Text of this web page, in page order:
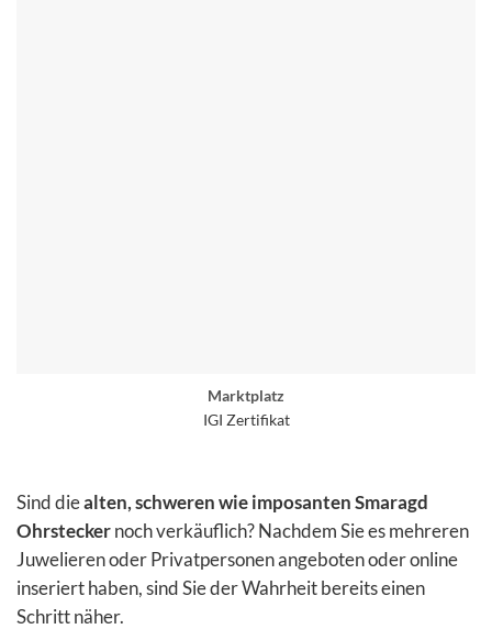
Marktplatz
IGI Zertifikat
Sind diealten, schweren wie imposanten Smaragd
Ohrsteckernoch verkäuflich? Nachdem Sie es mehreren
Juwelieren oder Privatpersonen angeboten oder online
inseriert haben, sind Sie der Wahrheit bereits einen
Schritt näher.